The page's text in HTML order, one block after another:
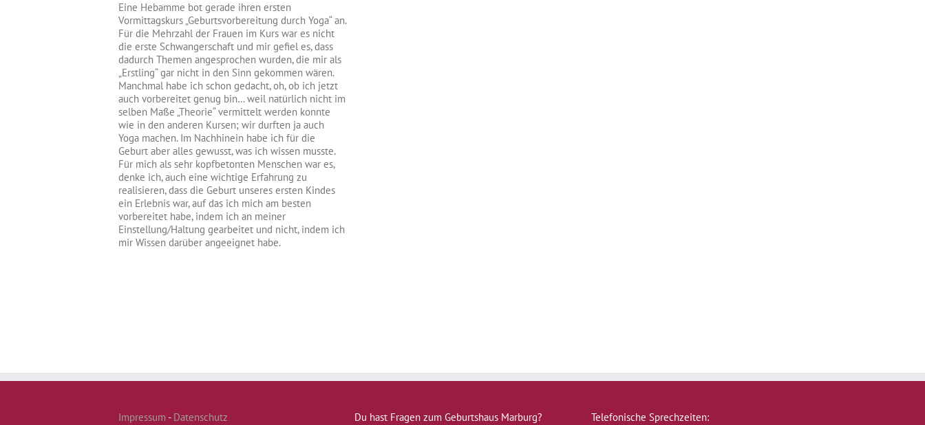
Eine Hebamme bot gerade ihren ersten
Vormittagskurs „Geburtsvorbereitung durch Yoga“ an.
Für die Mehrzahl der Frauen im Kurs war es nicht
die erste Schwangerschaft und mir gefiel es, dass
dadurch Themen angesprochen wurden, die mir als
„Erstling“ gar nicht in den Sinn gekommen wären.
Manchmal habe ich schon gedacht, oh, ob ich jetzt
auch vorbereitet genug bin… weil natürlich nicht im
selben Maße „Theorie“ vermittelt werden konnte
wie in den anderen Kursen; wir durften ja auch
Yoga machen. Im Nachhinein habe ich für die
Geburt aber alles gewusst, was ich wissen musste.
Für mich als sehr kopfbetonten Menschen war es,
denke ich, auch eine wichtige Erfahrung zu
realisieren, dass die Geburt unseres ersten Kindes
ein Erlebnis war, auf das ich mich am besten
vorbereitet habe, indem ich an meiner
Einstellung/Haltung gearbeitet und nicht, indem ich
mir Wissen darüber angeeignet habe.
Impressum - Datenschutz Du hast Fragen zum Geburtshaus Marburg? Telefonische Sprechzeiten: